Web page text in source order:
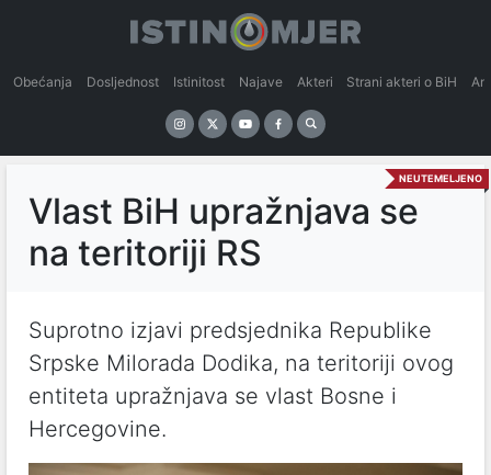
Obećanja Dosljednost Istinitost Najave Akteri Strani akteri o BiH
NEUTEMELJENO
Vlast BiH upražnjava se
na teritoriji RS
Suprotno izjavi predsjednika Republike
Srpske Milorada Dodika, na teritoriji ovog
entiteta upražnjava se vlast Bosne i
Hercegovine.